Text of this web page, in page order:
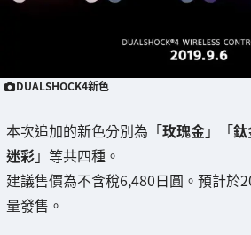
DUALSHOCK4新色
本次追加的新色分別為「玫瑰金」「
迷彩」等共四種。
建議售價為不含稅6,480日圓。預計於
量發售。